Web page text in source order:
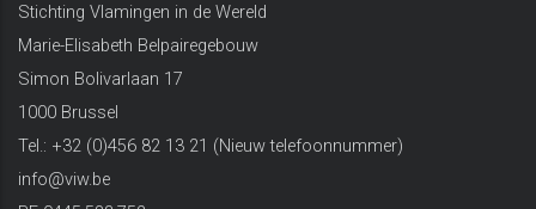
Stichting Vlamingen in de Wereld
Marie-Elisabeth Belpairegebouw
Simon Bolivarlaan 17
1000 Brussel
Tel.: +32 (0)456 82 13 21 (Nieuw telefoonnummer)
info@viw.be